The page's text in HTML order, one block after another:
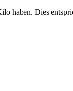
haben. Dies